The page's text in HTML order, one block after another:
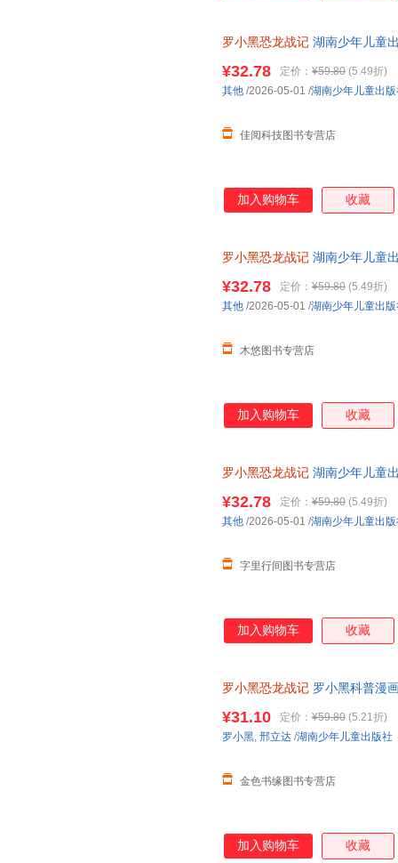
罗小黑恐龙战记 湖南少年儿童
¥32.78 定价： ¥59.80 (5.49折)
佳阅科技图书专营店
其他 /2026-05-01 /湖南少年儿童出
加入购物车 收藏
罗小黑恐龙战记 湖南少年儿童
¥32.78 定价： ¥59.80 (5.49折)
木悠图书专营店
其他 /2026-05-01 /湖南少年儿童出
加入购物车 收藏
罗小黑恐龙战记 湖南少年儿童
¥32.78 定价： ¥59.80 (5.49折)
字里行间图书专营店
其他 /2026-05-01 /湖南少年儿童出
加入购物车 收藏
罗小黑恐龙战记 罗小黑科普漫
¥31.10 定价： ¥59.80 (5.21折)
金色书缘图书专营店
罗小黑, 邢立达 /湖南少年儿童出版社
加入购物车 收藏